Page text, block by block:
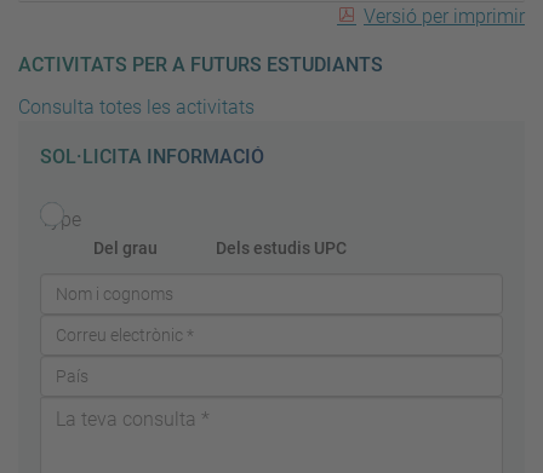
Versió per imprimir
ACTIVITATS PER A FUTURS ESTUDIANTS
Consulta totes les activitats
SOL·LICITA INFORMACIÓ
Type
Del grau Dels estudis UPC